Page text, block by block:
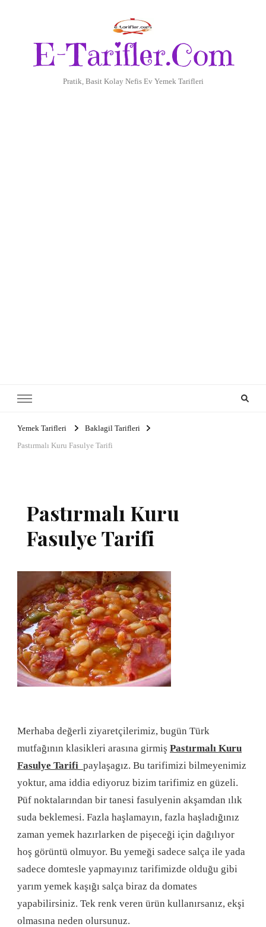
E-Tarifler.Com
Pratik, Basit Kolay Nefis Ev Yemek Tarifleri
Yemek Tarifleri
Baklagil Tarifleri
Pastırmalı Kuru Fasulye Tarifi
Pastırmalı Kuru
Fasulye Tarifi
Merhaba değerli ziyaretçilerimiz, bugün Türk
mutfağının klasikleri arasına girmiş Pastırmalı Kuru
Fasulye Tarifi paylaşagız. Bu tarifimizi bilmeyenimiz
yoktur, ama iddia ediyoruz bizim tarifimiz en güzeli.
Püf noktalarından bir tanesi fasulyenin akşamdan ılık
suda beklemesi. Fazla haşlamayın, fazla haşladığınız
zaman yemek hazırlarken de pişeceği için dağılıyor
hoş görüntü olmuyor. Bu yemeği sadece salça ile yada
sadece domtesle yapmayınız tarifimizde olduğu gibi
yarım yemek kaşığı salça biraz da domates
yapabilirsiniz. Tek renk veren ürün kullanırsanız, ekşi
olmasına neden olursunuz.